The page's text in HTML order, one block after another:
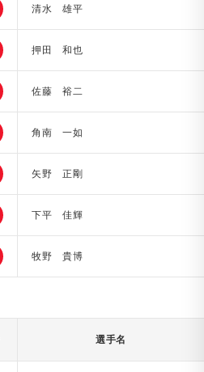
清水 雄平
押田 和也
佐藤 裕二
角南 一如
矢野 正剛
下平 佳輝
牧野 貴博
選手名